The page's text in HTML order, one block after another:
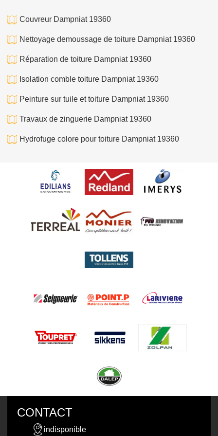
Couvreur Dampniat 19360
Nettoyage demoussage de toiture Dampniat 19360
Réparation de toiture Dampniat 19360
Isolation comble toiture Dampniat 19360
Peinture sur tuile et toiture Dampniat 19360
Travaux de zinguerie Dampniat 19360
Hydrofuge colore pour toiture Dampniat 19360
CONTACT
indisponible